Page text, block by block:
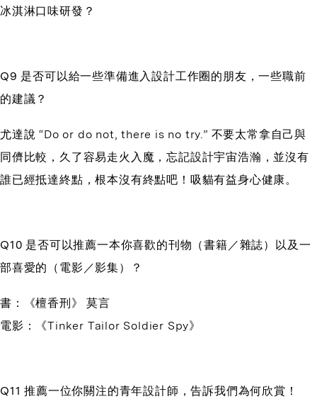
冰淇淋口味研發？
Q9 是否可以給一些準備進入設計工作圈的朋友，一些職前
的建議？
尤達說 “Do or do not, there is no try.” 不要太常拿自己與
同儕比較，久了容易走火入魔，忘記設計宇宙浩瀚，並沒有
誰已經抵達終點，根本沒有終點吧！吸貓有益身心健康。
Q10 是否可以推薦一本你喜歡的刊物（書籍／雜誌）以及一
部喜愛的（電影／影集）？
書：《檀香刑》 莫言
電影：《Tinker Tailor Soldier Spy》
Q11 推薦一位你關注的青年設計師，告訴我們為何欣賞！